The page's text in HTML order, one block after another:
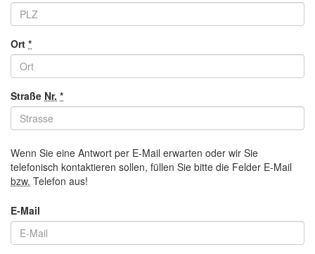
Ort *
Straße Nr. *
Wenn Sie eine Antwort per E-Mail erwarten oder wir Sie
telefonisch kontaktieren sollen, füllen Sie bitte die Felder E-Mail
bzw. Telefon aus!
E-Mail